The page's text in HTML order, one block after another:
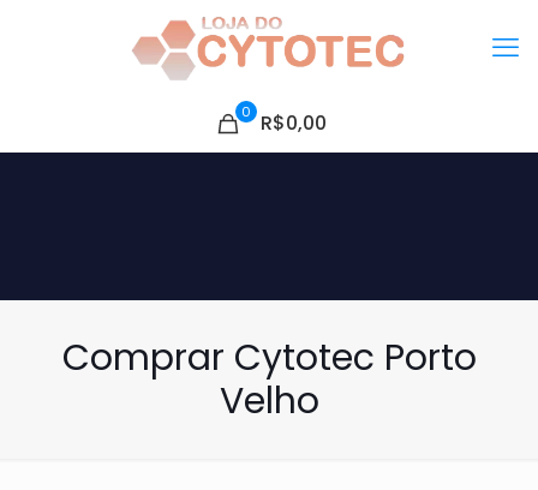
0 R$0,00
Comprar Cytotec Porto
Velho